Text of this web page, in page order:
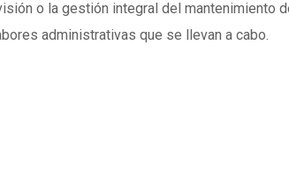
o la gestión integral del mantenimiento
administrativas que se llevan a cabo.